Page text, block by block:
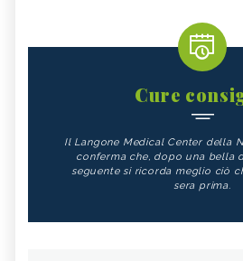
Cure
Il Langone Medical Center della
conferma che, dopo una bella
seguente si ricorda meglio ciò
sera prima.